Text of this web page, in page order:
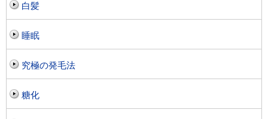
白髪
睡眠
究極の発毛法
糖化